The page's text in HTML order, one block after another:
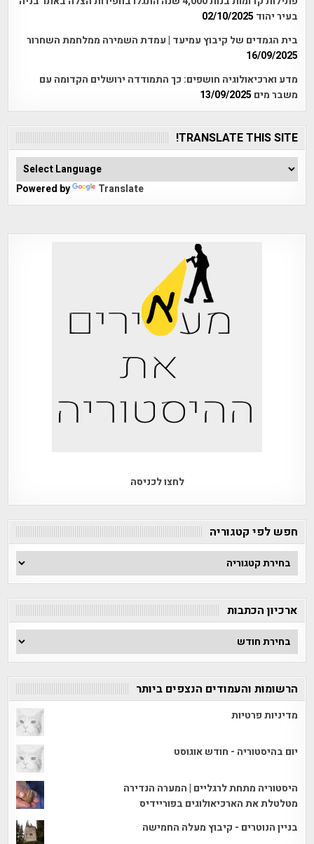
בעיר יהוד 02/10/2025
בית הגמדים של קיבוץ עמיעד | עמדת השמירה ממלחמת השחרור
16/09/2025
מדע וארכיאולוגיה חושפים: כך התמודדה ירושלים הקדומה עם
משבר מים 13/09/2025
TRANSLATE THIS SITE!
Powered by Translate
לחצו לכניסה
חפש לפי קטגוריה
חפש
לפי
ארכיון הכתבות
ארכיון
הכתבות
הרשומות והעמודים הנצפים ביותר
מדיניות פרטיות
יום בהיסטוריה - חודש אוגוסט
היסטוריה מתחת לרגליים | המערה הנדירה
מטלטלת את הארכיאולוגים בפוריידיס
בניין הנוטרים - קיבוץ מעלה החמישה